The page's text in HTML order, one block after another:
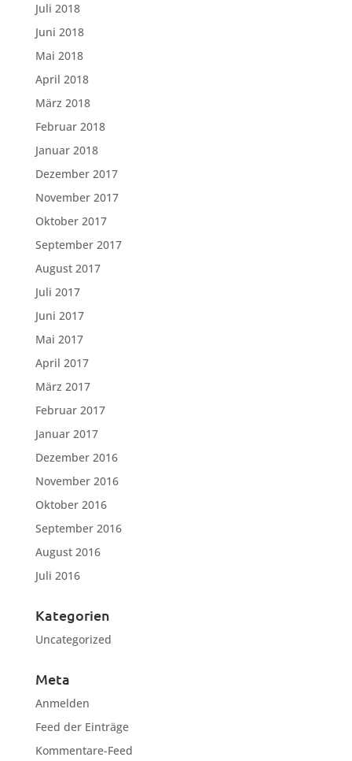
Juli 2018
Juni 2018
Mai 2018
April 2018
März 2018
Februar 2018
Januar 2018
Dezember 2017
November 2017
Oktober 2017
September 2017
August 2017
Juli 2017
Juni 2017
Mai 2017
April 2017
März 2017
Februar 2017
Januar 2017
Dezember 2016
November 2016
Oktober 2016
September 2016
August 2016
Juli 2016
Kategorien
Uncategorized
Meta
Anmelden
Feed der Einträge
Kommentare-Feed